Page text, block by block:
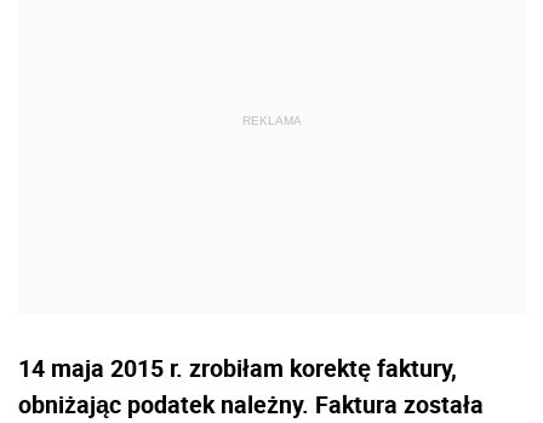
14 maja 2015 r. zrobiłam korektę faktury,
obniżając podatek należny. Faktura została